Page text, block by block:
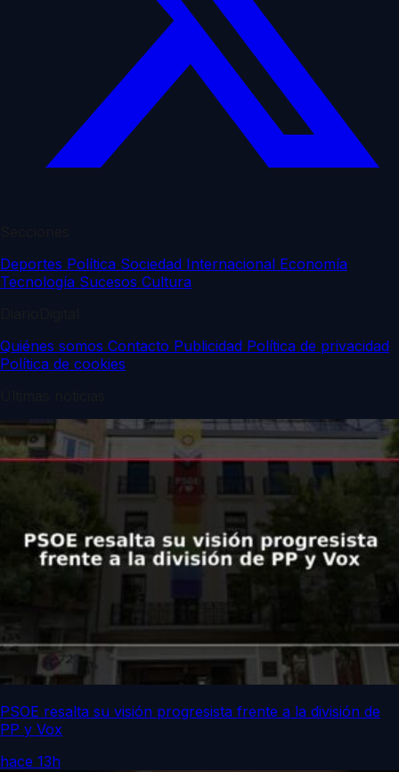
Deportes Política Sociedad Internacional Economía
Tecnología Sucesos Cultura
Quiénes somos Contacto Publicidad Política de privacidad
Política de cookies
PSOE resalta su visión progresista frente a la división de
PP y Vox
hace 13h